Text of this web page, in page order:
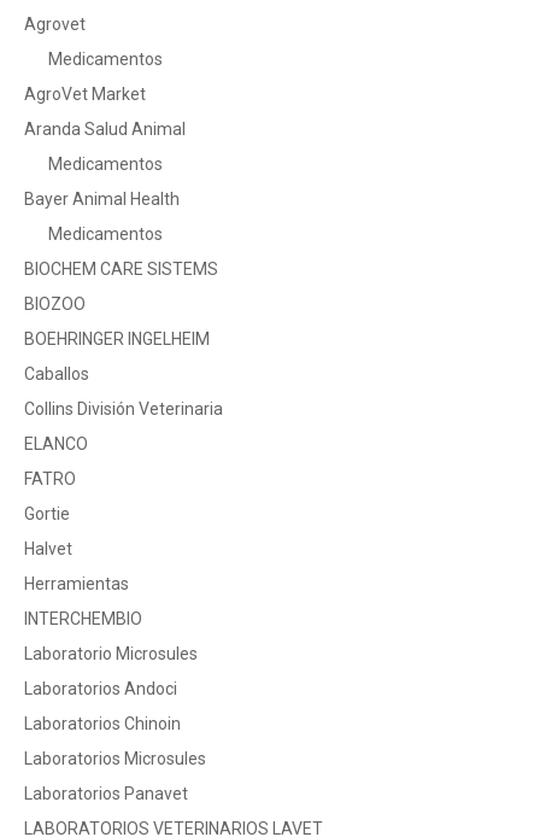
Agrovet
Medicamentos
AgroVet Market
Aranda Salud Animal
Medicamentos
Bayer Animal Health
Medicamentos
BIOCHEM CARE SISTEMS
BIOZOO
BOEHRINGER INGELHEIM
Caballos
Collins División Veterinaria
ELANCO
FATRO
Gortie
Halvet
Herramientas
INTERCHEMBIO
Laboratorio Microsules
Laboratorios Andoci
Laboratorios Chinoin
Laboratorios Microsules
Laboratorios Panavet
LABORATORIOS VETERINARIOS LAVET